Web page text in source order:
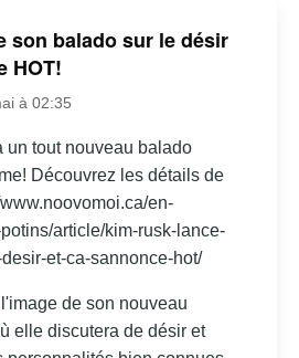
son balado sur le désir
HOT!
à 02:35
un tout nouveau balado
Découvrez les détails de
en-
article/kim-rusk-lance-
et-ca-sannonce-hot/
de son nouveau
elle discutera de désir et